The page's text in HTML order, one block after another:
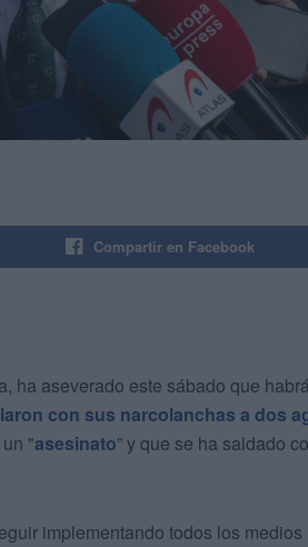
Compartir en Facebook
ha aseverado este sábado que
con sus narcolanchas a dos
"asesinato” y que se ha saldado
implementando todos los